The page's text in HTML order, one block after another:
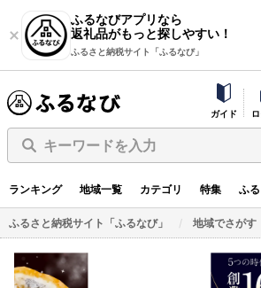
ふるなびアプリなら
返礼品がもっと探しやすい！
ふるさと納税サイト「ふるなび」
ガイド
キーワードを入力
ランキング 地域一覧 カテゴリ 特集 ふ
ふるさと納税サイト「ふるなび」 地域でさがす